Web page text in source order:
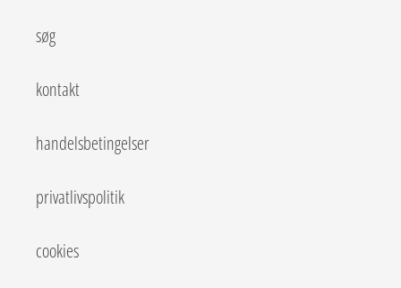
søg
kontakt
handelsbetingelser
privatlivspolitik
cookies